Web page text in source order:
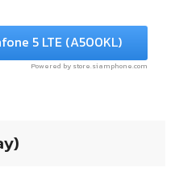
5 LTE (A500KL)
Powered by store.siamphone.com